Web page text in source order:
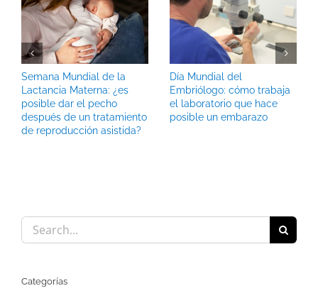
Semana Mundial de la
Lactancia Materna: ¿es
posible dar el pecho
después de un tratamiento
de reproducción asistida?
Día Mundial del
Embriólogo: cómo trabaja
el laboratorio que hace
posible un embarazo
Search
for:
Categorías